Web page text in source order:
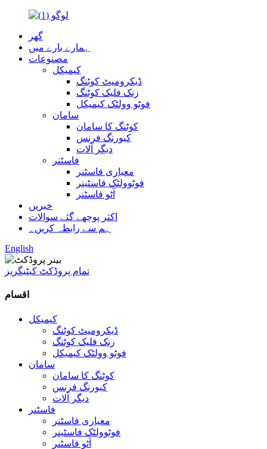
گھر
ہمارے بارے میں
مصنوعات
کیمیکل
ڈیکرومیٹ کوٹنگ
زنک فلیک کوٹنگ
فوٹو وولٹک کیمیکل
سامان
کوٹنگ کا سامان
کیورنگ فرنس
دیگر آلات
فاسٹنر
معیاری فاسٹنر
فوٹوولٹک فاسٹینر
آٹو فاسٹنر
خبریں
اکثر پوچھے گئے سوالات
ہم سے رابطہ کریں۔
English
تمام پروڈکٹ کیٹیگریز
اقسام
کیمیکل
ڈیکرومیٹ کوٹنگ
زنک فلیک کوٹنگ
فوٹو وولٹک کیمیکل
سامان
کوٹنگ کا سامان
کیورنگ فرنس
دیگر آلات
فاسٹنر
معیاری فاسٹنر
فوٹوولٹک فاسٹینر
آٹو فاسٹنر